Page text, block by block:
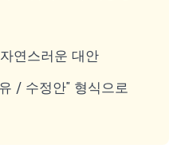
연스러운 대안
/ 수정안" 형식으로